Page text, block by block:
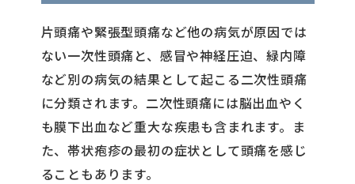
片頭痛や緊張型頭痛など他の病気が原因では
ない一次性頭痛と、感冒や神経圧迫、緑内障
など別の病気の結果として起こる二次性頭痛
に分類されます。二次性頭痛には脳出血やく
も膜下出血など重大な疾患も含まれます。ま
た、帯状疱疹の最初の症状として頭痛を感じ
ることもあります。